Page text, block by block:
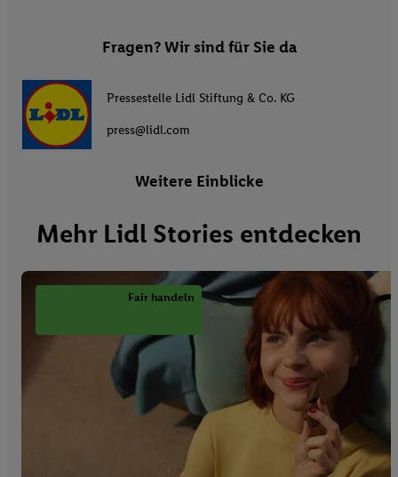
Fragen? Wir sind für Sie da
Pressestelle Lidl Stiftung & Co. KG
press@lidl.com
Weitere Einblicke
Mehr Lidl Stories entdecken
Fair handeln